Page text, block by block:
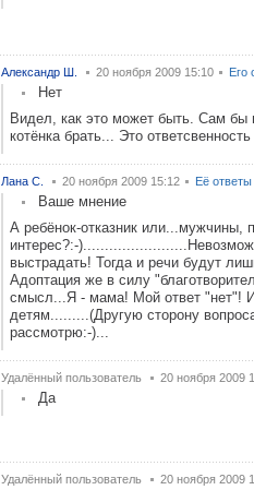
Александр Ш. 20 ноября 2009 15:10 Его
Нет
Видел, как это может быть. Сам бы
котёнка брать... Это ответсвенность
Лана С. 20 ноября 2009 15:12 Её ответы
Ваше мнение
А ребёнок-отказник или...мужчины,
интерес?:-
выстрадать! Тогда и речи будут
Адоптация же в силу
смысл...Я - мама! Мой ответ
детям.........(Другую сторону
рассмотрю:-)...
Удалённый пользователь 20 ноября 2009
Да
Удалённый пользователь 20 ноября 2009